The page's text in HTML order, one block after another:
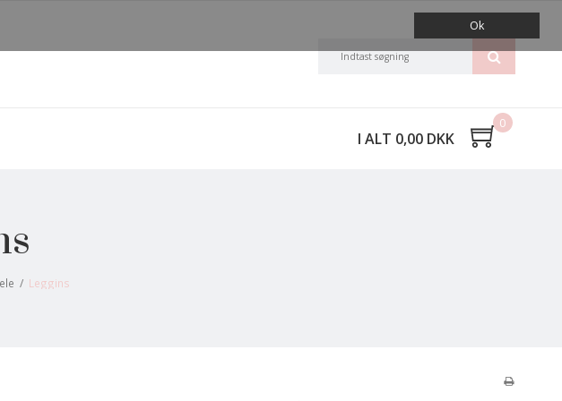
Ok
I ALT 0,00 DKK
0
/ Leggins